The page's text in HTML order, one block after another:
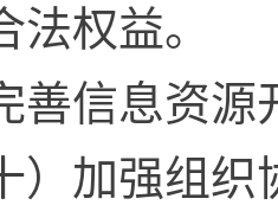
权益。
善信息资源
）加强组